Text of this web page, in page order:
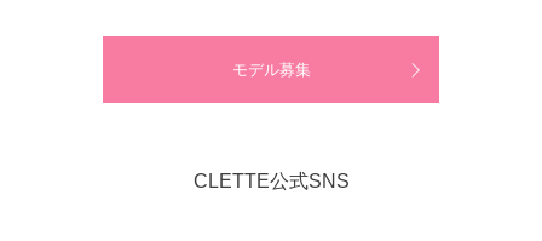
モデル募集
CLETTE公式SNS